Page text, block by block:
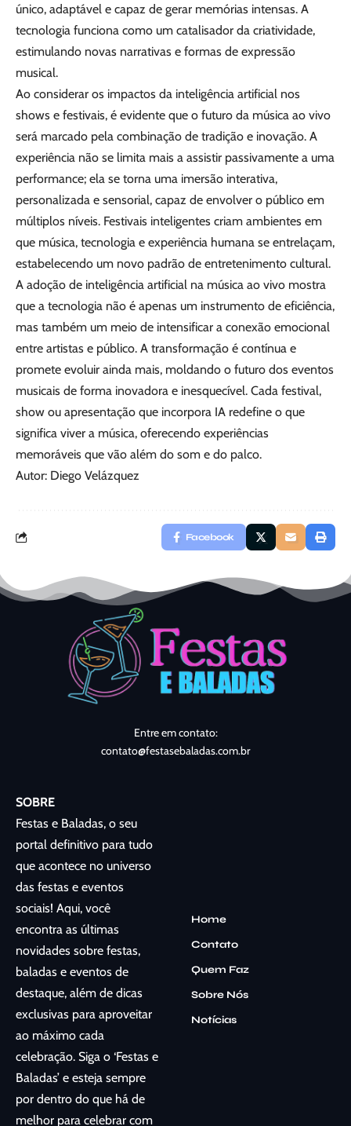
único, adaptável e capaz de gerar memórias intensas. A
tecnologia funciona como um catalisador da criatividade,
estimulando novas narrativas e formas de expressão
musical.
Ao considerar os impactos da inteligência artificial nos
shows e festivais, é evidente que o futuro da música ao vivo
será marcado pela combinação de tradição e inovação. A
experiência não se limita mais a assistir passivamente a uma
performance; ela se torna uma imersão interativa,
personalizada e sensorial, capaz de envolver o público em
múltiplos níveis. Festivais inteligentes criam ambientes em
que música, tecnologia e experiência humana se entrelaçam,
estabelecendo um novo padrão de entretenimento cultural.
A adoção de inteligência artificial na música ao vivo mostra
que a tecnologia não é apenas um instrumento de eficiência,
mas também um meio de intensificar a conexão emocional
entre artistas e público. A transformação é contínua e
promete evoluir ainda mais, moldando o futuro dos eventos
musicais de forma inovadora e inesquecível. Cada festival,
show ou apresentação que incorpora IA redefine o que
significa viver a música, oferecendo experiências
memoráveis que vão além do som e do palco.
Autor: Diego Velázquez
Facebook
Entre em contato:
contato@festasebaladas.com.br
SOBRE
Festas e Baladas, o seu
portal definitivo para tudo
que acontece no universo
das festas e eventos
sociais! Aqui, você
encontra as últimas
novidades sobre festas,
baladas e eventos de
destaque, além de dicas
exclusivas para aproveitar
ao máximo cada
celebração. Siga o ‘Festas e
Baladas’ e esteja sempre
por dentro do que há de
melhor para celebrar com
Home
Contato
Quem Faz
Sobre Nós
Notícias